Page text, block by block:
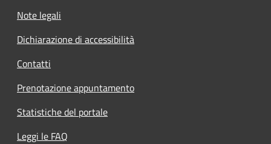
Note legali
Dichiarazione di accessibilità
Contatti
Prenotazione appuntamento
Statistiche del portale
Leggi le FAQ